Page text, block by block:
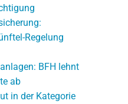
Regelung
BFH lehnt
ab
in der Kategorie